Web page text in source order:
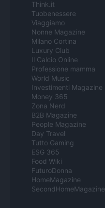
Think.it
Tuobenessere
Viaggiamo
Nonne Magazine
Milano Cortina
Luxury Club
Il Calcio Online
Professione mamma
World Music
Investimenti Magazine
Money 365
Zona Nerd
B2B Magazine
People Magazine
Day Travel
Tutto Gaming
ESG 365
Food Wiki
FuturoDonna
HomeMagazine
SecondHomeMagazine